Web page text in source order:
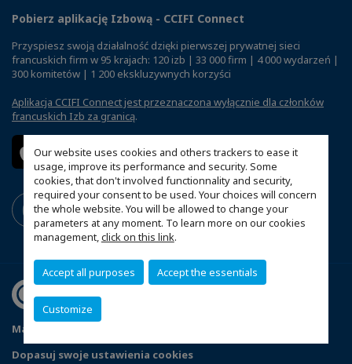
Our website uses cookies and others trackers to ease it
usage, improve its performance and security. Some
cookies, that don't involved functionnality and security,
required your consent to be used. Your choices will concern
the whole website. You will be allowed to change your
parameters at any moment. To learn more on our cookies
management,click on this link.
Accept all purposes Accept the essentials
Customize
Pobierz aplikację Izbową - CCIFI Connect
Przyspiesz swoją działalność dzięki pierwszej prywatnej sieci
francuskich firm w 95 krajach: 120 izb | 33 000 firm | 4 000 wydarzeń |
300 komitetów | 1 200 ekskluzywnych korzyści
Aplikacja CCIFI Connect jest przeznaczona wyłącznie dla członków
francuskich Izb za granicą.
Mapa witryny
Dopasuj swoje ustawienia cookies